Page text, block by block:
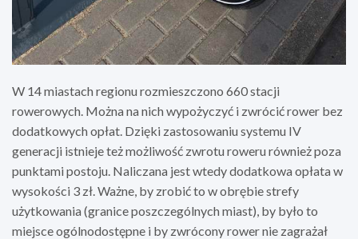
W 14 miastach regionu rozmieszczono 660 stacji
rowerowych. Można na nich wypożyczyć i zwrócić rower bez
dodatkowych opłat. Dzięki zastosowaniu systemu IV
generacji istnieje też możliwość zwrotu roweru również poza
punktami postoju. Naliczana jest wtedy dodatkowa opłata w
wysokości 3 zł. Ważne, by zrobić to w obrębie strefy
użytkowania (granice poszczególnych miast), by było to
miejsce ogólnodostępne i by zwrócony rower nie zagrażał